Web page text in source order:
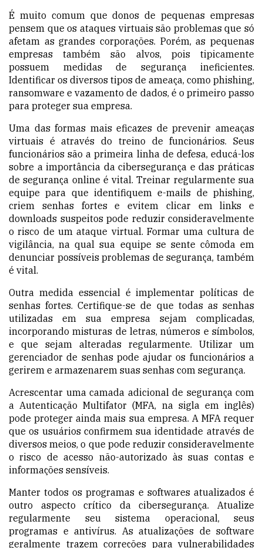
É muito comum que donos de pequenas empresas
pensem que os ataques virtuais são problemas que só
afetam as grandes corporações. Porém, as pequenas
empresas também são alvos, pois tipicamente
possuem medidas de segurança ineficientes.
Identificar os diversos tipos de ameaça, como phishing,
ransomware e vazamento de dados, é o primeiro passo
para proteger sua empresa.
Uma das formas mais eficazes de prevenir ameaças
virtuais é através do treino de funcionários. Seus
funcionários são a primeira linha de defesa, educá-los
sobre a importância da cibersegurança e das práticas
de segurança online é vital. Treinar regularmente sua
equipe para que identifiquem e-mails de phishing,
criem senhas fortes e evitem clicar em links e
downloads suspeitos pode reduzir consideravelmente
o risco de um ataque virtual. Formar uma cultura de
vigilância, na qual sua equipe se sente cômoda em
denunciar possíveis problemas de segurança, também
é vital.
Outra medida essencial é implementar políticas de
senhas fortes. Certifique-se de que todas as senhas
utilizadas em sua empresa sejam complicadas,
incorporando misturas de letras, números e símbolos,
e que sejam alteradas regularmente. Utilizar um
gerenciador de senhas pode ajudar os funcionários a
gerirem e armazenarem suas senhas com segurança.
Acrescentar uma camada adicional de segurança com
a Autenticação Multifator (MFA, na sigla em inglês)
pode proteger ainda mais sua empresa. A MFA requer
que os usuários confirmem sua identidade através de
diversos meios, o que pode reduzir consideravelmente
o risco de acesso não-autorizado às suas contas e
informações sensíveis.
Manter todos os programas e softwares atualizados é
outro aspecto crítico da cibersegurança. Atualize
regularmente seu sistema operacional, seus
programas e antivírus. As atualizações de software
geralmente trazem correções para vulnerabilidades